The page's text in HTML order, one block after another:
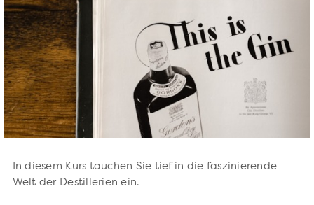
In diesem Kurs tauchen Sie tief in die faszinierende
Welt der Destillerien ein.